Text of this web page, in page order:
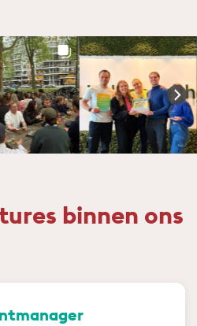
binnen ons